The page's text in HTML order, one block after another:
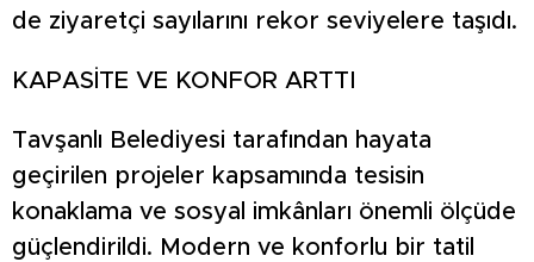
de ziyaretçi sayılarını rekor seviyelere taşıdı.
KAPASİTE VE KONFOR ARTTI
Tavşanlı Belediyesi tarafından hayata
geçirilen projeler kapsamında tesisin
konaklama ve sosyal imkânları önemli ölçüde
güçlendirildi. Modern ve konforlu bir tatil